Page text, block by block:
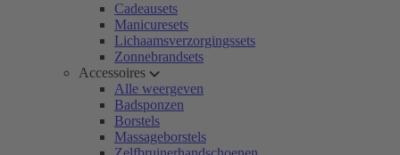
Cadeausets
Manicuresets
Lichaamsverzorgingssets
Zonnebrandsets
Accessoires
Alle weergeven
Badsponzen
Borstels
Massageborstels